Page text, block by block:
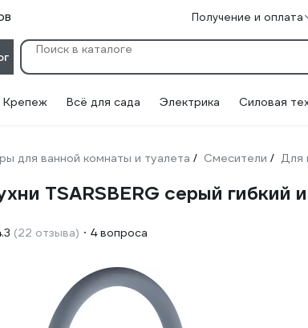
Получение и оплата
Крепеж Всё для сада Электрика Силовая
для ванной комнаты и туалета / Смесители / Для
TSARSBERG серый
(22 отзыва) 4 вопроса